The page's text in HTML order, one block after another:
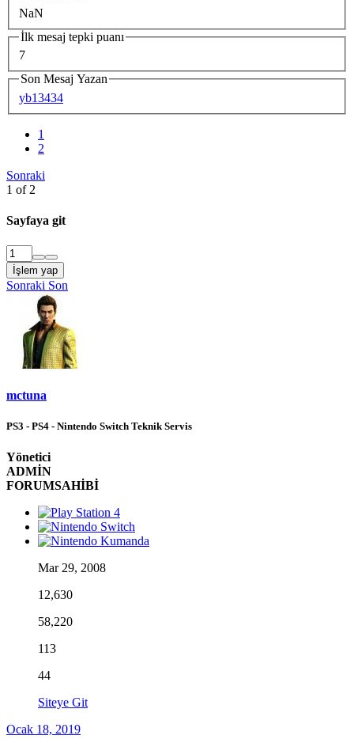
NaN
İlk mesaj tepki puanı
7
Son Mesaj Yazan
yb13434
1
2
Sonraki
1 of 2
Sayfaya git
İşlem yap
Sonraki Son
mctuna
PS3 - PS4 - Nintendo Switch Teknik Servis
Yönetici
ADMİN
FORUMSAHİBİ
Mar 29, 2008
12,630
58,220
113
44
Siteye Git
Ocak 18, 2019